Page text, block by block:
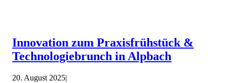
Innovation zum Praxisfrühstück &
Technologiebrunch in Alpbach
20. August 2025|